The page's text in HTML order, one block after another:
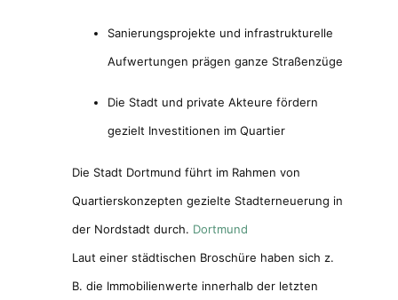
Sanierungsprojekte und infrastrukturelle
Aufwertungen prägen ganze Straßenzüge
Die Stadt und private Akteure fördern
gezielt Investitionen im Quartier
Die Stadt Dortmund führt im Rahmen von
Quartierskonzepten gezielte Stadterneuerung in
der Nordstadt durch. Dortmund
Laut einer städtischen Broschüre haben sich z.
B. die Immobilienwerte innerhalb der letzten